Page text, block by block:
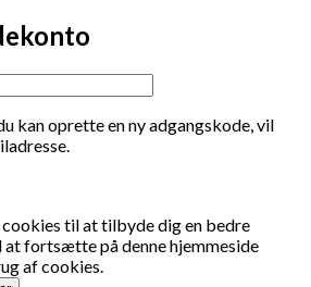
kan oprette en ny adgangskode, vil
til at tilbyde dig en bedre
at fortsætte på denne hjemmeside
af cookies.